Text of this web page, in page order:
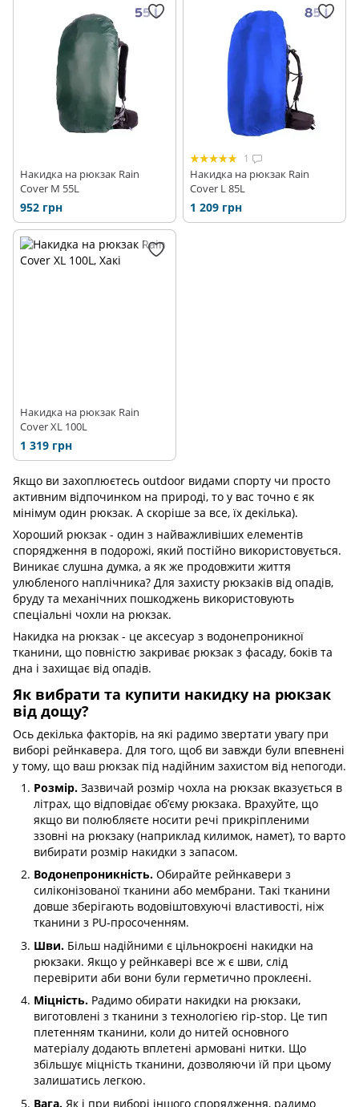
Накидка на рюкзак Rain
Cover M 55L
952 грн
1
Накидка на рюкзак Rain
Cover L 85L
1 209 грн
Накидка на рюкзак Rain
Cover XL 100L
1 319 грн
Якщо ви захоплюєтесь outdoor видами спорту чи просто
активним відпочинком на природі, то у вас точно є як
мінімум один рюкзак. А скоріше за все, їх декілька).
Хороший рюкзак - один з найважливіших елементів
спорядження в подорожі, який постійно використовується.
Виникає слушна думка, а як же продовжити життя
улюбленого наплічника? Для захисту рюкзаків від опадів,
бруду та механічних пошкоджень використовують
спеціальні чохли на рюкзак.
Накидка на рюкзак - це аксесуар з водонепроникної
тканини, що повністю закриває рюкзак з фасаду, боків та
дна і захищає від опадів.
Як вибрати та купити накидку на рюкзак
від дощу?
Ось декілька факторів, на які радимо звертати увагу при
виборі рейнкавера. Для того, щоб ви завжди були впевнені
у тому, що ваш рюкзак під надійним захистом від непогоди.
Розмір. Зазвичай розмір чохла на рюкзак вказується в
літрах, що відповідає об’єму рюкзака. Врахуйте, що
якщо ви полюбляєте носити речі прикріпленими
ззовні на рюкзаку (наприклад килимок, намет), то варто
вибирати розмір накидки з запасом.
Водонепроникність. Обирайте рейнкавери з
силіконізованої тканини або мембрани. Такі тканини
довше зберігають водовіштовхуючі властивості, ніж
тканини з PU-просоченням.
Шви. Більш надійними є цільнокроєні накидки на
рюкзаки. Якщо у рейнкавері все ж є шви, слід
перевірити аби вони були герметично проклеєні.
Міцність. Радимо обирати накидки на рюкзаки,
виготовлені з тканини з технологією rip-stop. Це тип
плетенням тканини, коли до нитей основного
матеріалу додають вплетені армовані нитки. Що
збільшує міцність тканини, дозволяючи їй при цьому
залишатись легкою.
Вага. Як і при виборі іншого спорядження, радимо